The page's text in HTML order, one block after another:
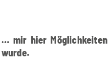
… mir hier
wurde.